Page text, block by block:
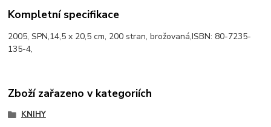
Kompletní specifikace
2005, SPN,14,5 x 20,5 cm, 200 stran, brožovaná,ISBN: 80-7235-
135-4,
Zboží zařazeno v kategoriích
KNIHY